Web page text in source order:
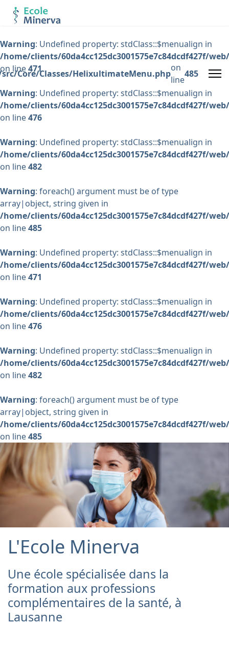
Core/Classes/HelixultimateMenu.php
on
line
485
Warning: Undefined property: stdClass::$menualign in
/home/clients/60da4cc125dc3001575e7c84dcdf427f/
on line471
Warning: Undefined property: stdClass::$menualign in
/home/clients/60da4cc125dc3001575e7c84dcdf427f/
on line476
Warning: Undefined property: stdClass::$menualign in
/home/clients/60da4cc125dc3001575e7c84dcdf427f/
on line482
Warning: foreach() argument must be of type
array|object, string given in
/home/clients/60da4cc125dc3001575e7c84dcdf427f/
on line485
Warning: Undefined property: stdClass::$menualign in
/home/clients/60da4cc125dc3001575e7c84dcdf427f/
on line471
Warning: Undefined property: stdClass::$menualign in
/home/clients/60da4cc125dc3001575e7c84dcdf427f/
on line476
Warning: Undefined property: stdClass::$menualign in
/home/clients/60da4cc125dc3001575e7c84dcdf427f/
on line482
Warning: foreach() argument must be of type
array|object, string given in
/home/clients/60da4cc125dc3001575e7c84dcdf427f/
on line485
L'Ecole Minerva
Une école spécialisée dans la
formation aux professions
complémentaires de la santé, à
Lausanne